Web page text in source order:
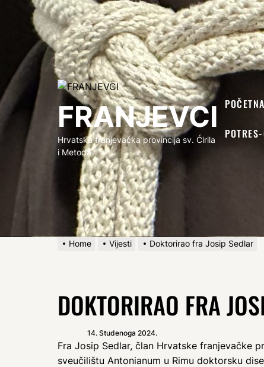
FRANJEVCI
FRANJEVCI
Hrvatska franjevačka provincija sv. Ćirila
i Metoda
POČETNA
Home Vijesti Doktorirao fra Josip Sedlar
DOKTORIRAO FRA
14. Studenoga 2024.
Fra Josip Sedlar, član Hrvatske franjevačke
sveučilištu Antonianum u Rimu doktorsku